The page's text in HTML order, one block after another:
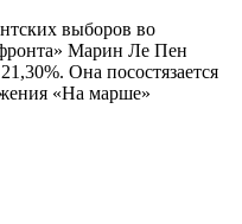
выборов во
Марин Ле Пен
Она посостязается
«На марше»